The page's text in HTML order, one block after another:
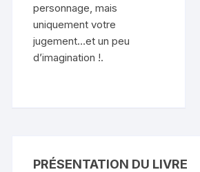
personnage, mais
uniquement votre
jugement…et un peu
d’imagination !.
PRÉSENTATION DU LIVRE